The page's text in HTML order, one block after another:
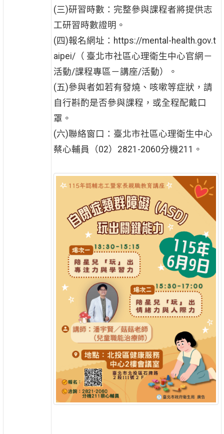
(三)研習時數：完整參與課程者將提供志
工研習時數證明。
(四)報名網址：https://mental-health.gov.t
aipei/（ 臺北市社區心理衛生中心官網－
活動/課程專區－講座/活動）。
(五)參與者如若有發燒、咳嗽等症狀，請
自行斟酌是否參與課程，或全程配戴口
罩。
(六)聯絡窗口：臺北市社區心理衛生中心
蔡心輔員（02）2821-2060分機211。